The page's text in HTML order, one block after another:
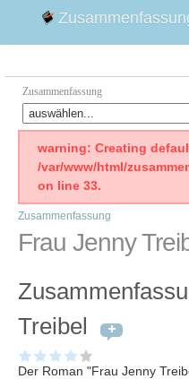
Zusammenfassung
Faust
Willhelm Tell
Emilia Galotti
1. Weltkrieg Zusammenfassung
Weimarer Republik
Die Räuber
Woyzeck
warning: Creating
/var/www/html/
on line 33.
Zusammenfassung
Frau Jenny
Treibel
Der Roman "Frau Jenny